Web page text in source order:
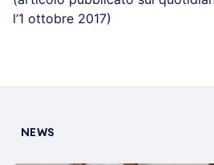
l’1 ottobre 2017)
NEWS